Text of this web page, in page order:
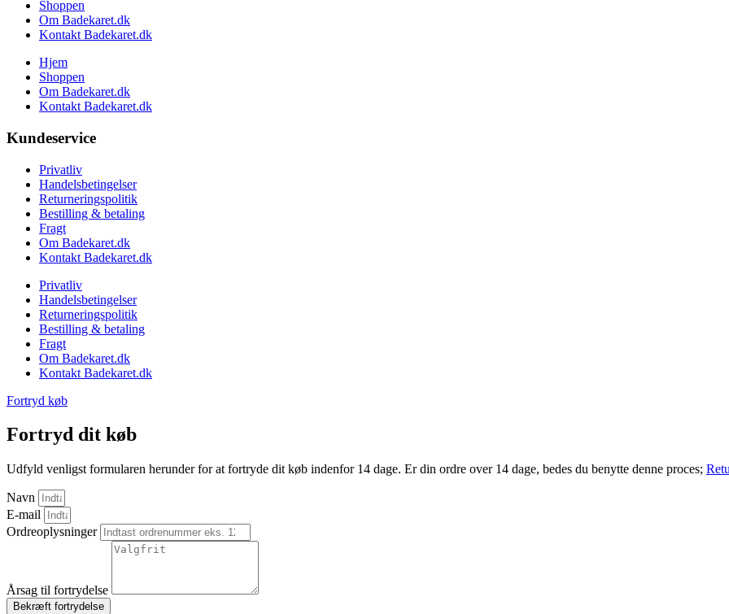
Shoppen
Om Badekaret.dk
Kontakt Badekaret.dk
Hjem
Shoppen
Om Badekaret.dk
Kontakt Badekaret.dk
Kundeservice
Privatliv
Handelsbetingelser
Returneringspolitik
Bestilling & betaling
Fragt
Om Badekaret.dk
Kontakt Badekaret.dk
Privatliv
Handelsbetingelser
Returneringspolitik
Bestilling & betaling
Fragt
Om Badekaret.dk
Kontakt Badekaret.dk
Fortryd køb
Fortryd dit køb
Udfyld venligst formularen herunder for at fortryde dit køb indenfor 14 dage. Er din ordre over 14 dage, bedes du benytte denne proces;
Navn
E-mail
Ordreoplysninger
Årsag til fortrydelse
Bekræft fortrydelse